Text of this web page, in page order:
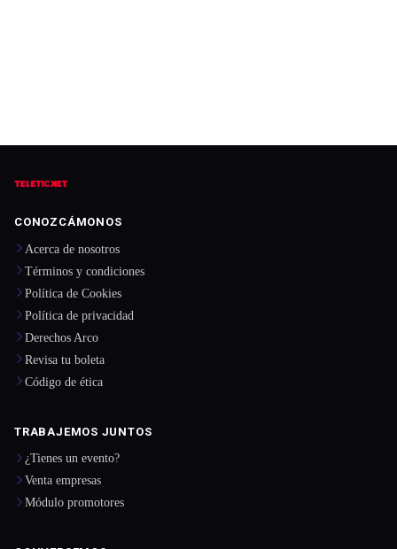
CONOZCÁMONOS
Acerca de nosotros
Términos y condiciones
Política de Cookies
Política de privacidad
Derechos Arco
Revisa tu boleta
Código de ética
TRABAJEMOS JUNTOS
¿Tienes un evento?
Venta empresas
Módulo promotores